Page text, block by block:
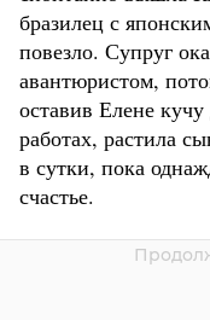
бразилец с
повезло. Супруг
авантюристом,
оставив Елене
работах, растила
в сутки, пока
счастье.